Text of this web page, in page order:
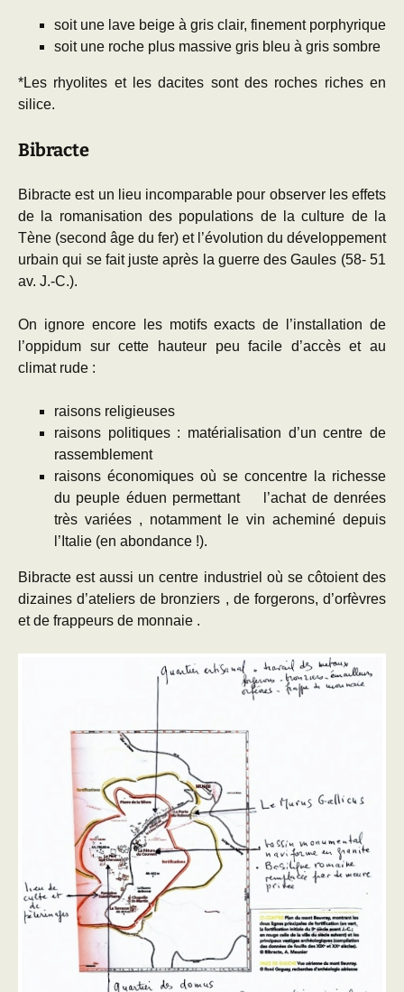
soit une lave beige à gris clair, finement porphyrique
soit une roche plus massive gris bleu à gris sombre
*Les rhyolites et les dacites sont des roches riches en
silice.
Bibracte
Bibracte est un lieu incomparable pour observer les effets
de la romanisation des populations de la culture de la
Tène (second âge du fer) et l’évolution du développement
urbain qui se fait juste après la guerre des Gaules (58- 51
av. J.-C.).
On ignore encore les motifs exacts de l’installation de
l’oppidum sur cette hauteur peu facile d’accès et au
climat rude :
raisons religieuses
raisons politiques : matérialisation d’un centre de
rassemblement
raisons économiques où se concentre la richesse
du peuple éduen permettant l’achat de denrées
très variées , notamment le vin acheminé depuis
l’Italie (en abondance !).
Bibracte est aussi un centre industriel où se côtoient des
dizaines d’ateliers de bronziers , de forgerons, d’orfèvres
et de frappeurs de monnaie .